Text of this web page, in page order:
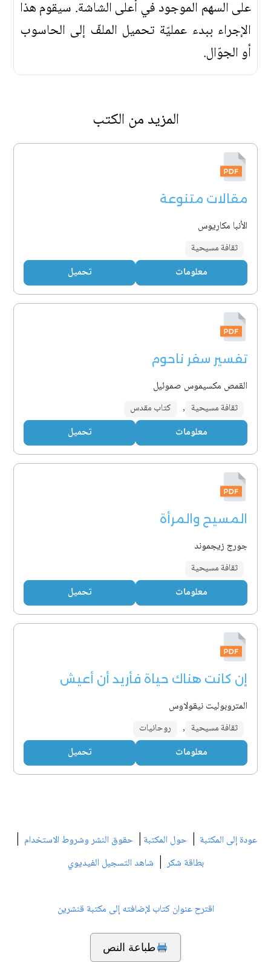
على السهم الموجود في أعلى الشاشة. سيقوم هذا
الإجراء ببدء عمليّة تحميل الملفّ إلى الحاسوب
أو الجوّال.
المزيد من الكتب
مقالات متنوعة
الأنبا مكاريوس
ثقافة مسيحية
معلومات تحميل
تفسير سفر ناحوم
القمص مكسيموس صموئيل
ثقافة مسيحية , كتاب مقدس
معلومات تحميل
المسيح والمرأة
جورج زيجموند
ثقافة مسيحية
معلومات تحميل
إن كانت هناك حياة فأريد أن أعيش
المتروبوليت نيقولاوس
ثقافة مسيحية , روحانيات
معلومات تحميل
عودة إلى المكتبة | حول المكتبة | حقوق النشر وشروط الاستخدام |
بطاقة شكر| شاهد التسجيل الفيديوي
اقترح عنوان كتاب لإضافته إلى مكتبة قنشرين
طباعة النص